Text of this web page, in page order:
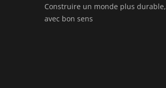
Construire un monde plus durable,
avec bon sens